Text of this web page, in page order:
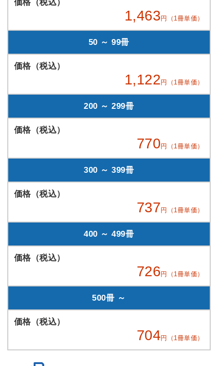
1,463 円（1冊単価）
50 ～ 99冊
1,122 円（1冊単価）
200 ～ 299冊
770 円（1冊単価）
300 ～ 399冊
737 円（1冊単価）
400 ～ 499冊
726 円（1冊単価）
500冊 ～
704円（1冊単価）